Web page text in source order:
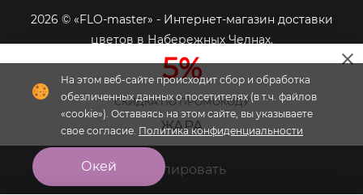
Главная Меню
0
5%
СКИДКА ПО ПРОМОКОДУ
ЖАРА
Скопировать
На этом веб-сайте происходит сбор и обработка
обезличенных данных о посетителях (в т.ч. файлов
«cookie»). Оставаясь на этом сайте, вы указываете
свое согласие. Политика конфиденциальности
Окей
2026 © «FLO-master» - Интернет-магазин доставки
цветов в Набережных Челнах.
- комплексное продвижение цветочного
бизнеса